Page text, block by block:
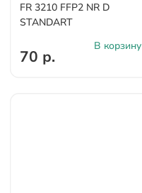
FR 3210 FFP2 NR D
STANDART
70 р.
В корзину